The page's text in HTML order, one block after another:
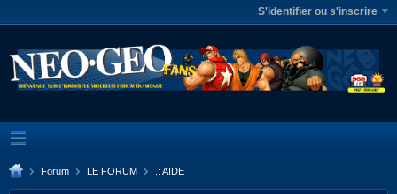
S'identifier ou s'inscrire
Forum LE FORUM .: AIDE